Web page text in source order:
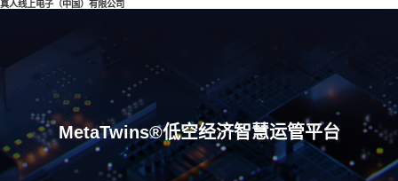
真人线上电子（中国）有限公司
MetaTwins®低空经济智慧运管平台